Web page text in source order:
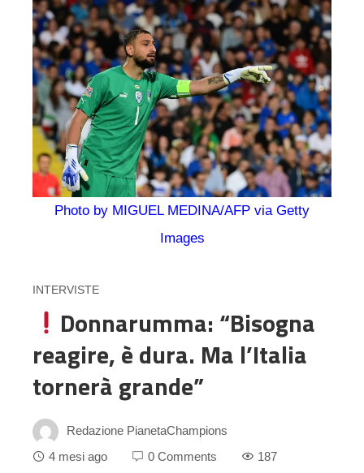
Photo by MIGUEL MEDINA/AFP via Getty
Images
INTERVISTE
Donnarumma: “Bisogna
reagire, è dura. Ma l’Italia
tornerà grande”
Redazione PianetaChampions
4 mesi ago
0 Comments
187